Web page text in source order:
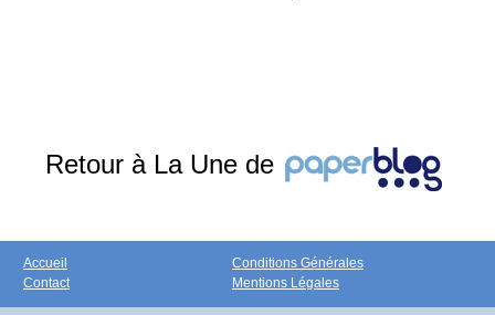
Retour à La Une de
Accueil
Contact
Conditions Générales
Mentions Légales